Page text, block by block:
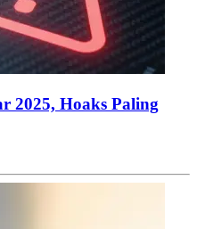
2025, Hoaks Paling